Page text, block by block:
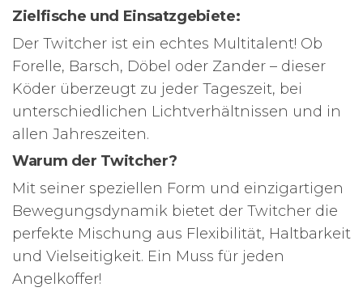
Zielfische und Einsatzgebiete:
Der Twitcher ist ein echtes Multitalent! Ob
Forelle, Barsch, Döbel oder Zander – dieser
Köder überzeugt zu jeder Tageszeit, bei
unterschiedlichen Lichtverhältnissen und in
allen Jahreszeiten.
Warum der Twitcher?
Mit seiner speziellen Form und einzigartigen
Bewegungsdynamik bietet der Twitcher die
perfekte Mischung aus Flexibilität, Haltbarkeit
und Vielseitigkeit. Ein Muss für jeden
Angelkoffer!